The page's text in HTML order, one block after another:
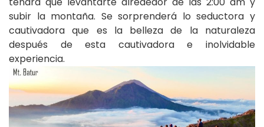
subir la montaña. Se sorprenderá lo seductora y
cautivadora que es la belleza de la naturaleza
después de esta cautivadora e inolvidable
experiencia.